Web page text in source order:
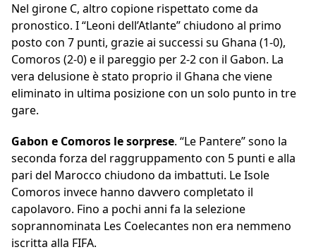
Nel girone C, altro copione rispettato come da
pronostico. I “Leoni dell’Atlante” chiudono al primo
posto con 7 punti, grazie ai successi su Ghana (1-0),
Comoros (2-0) e il pareggio per 2-2 con il Gabon. La
vera delusione è stato proprio il Ghana che viene
eliminato in ultima posizione con un solo punto in tre
gare.
Gabon e Comoros le sorprese. “Le Pantere” sono la
seconda forza del raggruppamento con 5 punti e alla
pari del Marocco chiudono da imbattuti. Le Isole
Comoros invece hanno davvero completato il
capolavoro. Fino a pochi anni fa la selezione
soprannominata Les Coelecantes non era nemmeno
iscritta alla FIFA.